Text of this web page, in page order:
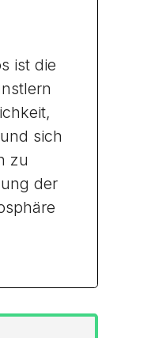
ist die
sich
zu
der